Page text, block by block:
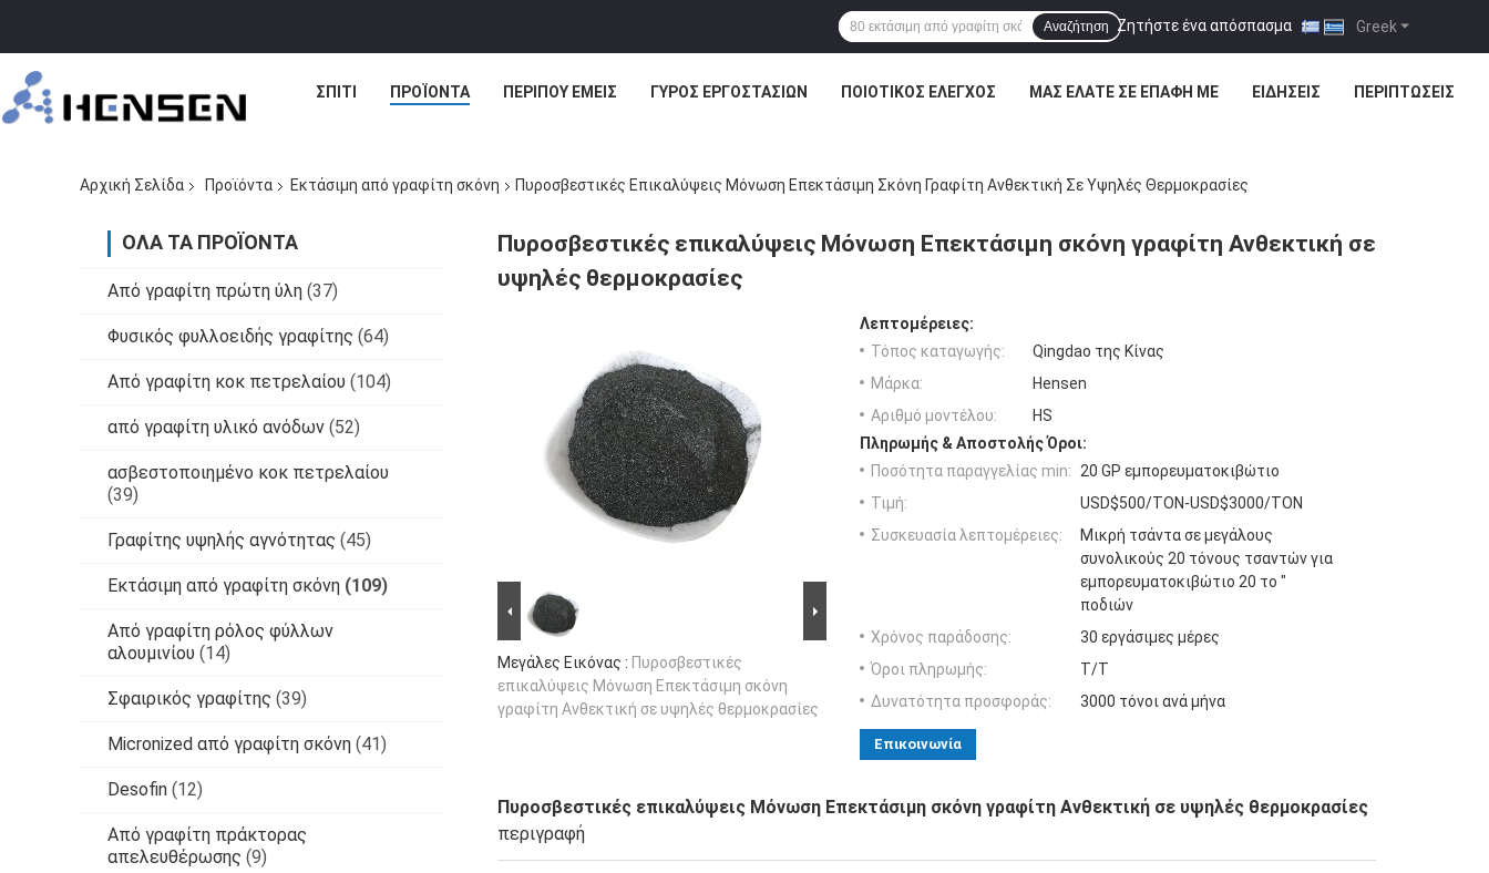
Greek
Ζητήστε ένα απόσπασμα |
Αναζήτηση
ΣΠΊΤΙ ΠΡΟΪΌΝΤΑ ΠΕΡΊΠΟΥ ΕΜΕΊΣ ΓΎΡΟΣ ΕΡΓΟΣΤΑΣΊΩΝ ΠΟΙΟΤΙΚΌΣ ΈΛΕΓΧΟΣ ΜΑΣ ΕΛΆΤΕ ΣΕ ΕΠΑΦΉ ΜΕ ΕΙΔΉΣΕΙΣ ΠΕΡΙΠΤΏΣΕΙΣ
Αρχική Σελίδα Προϊόντα Εκτάσιμη από γραφίτη σκόνη Πυροσβεστικές Επικαλύψεις Μόνωση Επεκτάσιμη Σκόνη Γραφίτη Ανθεκτική Σε Υψηλές Θερμοκρασίες
ΌΛΑ ΤΑ ΠΡΟΪΌΝΤΑ
Από γραφίτη πρώτη ύλη (37)
Φυσικός φυλλοειδής γραφίτης (64)
Από γραφίτη κοκ πετρελαίου (104)
από γραφίτη υλικό ανόδων (52)
ασβεστοποιημένο κοκ πετρελαίου
(39)
Γραφίτης υψηλής αγνότητας (45)
Εκτάσιμη από γραφίτη σκόνη (109)
Από γραφίτη ρόλος φύλλων
αλουμινίου (14)
Σφαιρικός γραφίτης (39)
Micronized από γραφίτη σκόνη (41)
Desofin (12)
Από γραφίτη πράκτορας
απελευθέρωσης (9)
Πυροσβεστικές επικαλύψεις Μόνωση Επεκτάσιμη σκόνη γραφίτη Ανθεκτική σε
υψηλές θερμοκρασίες
Μεγάλες Εικόνας : Πυροσβεστικές
επικαλύψεις Μόνωση Επεκτάσιμη σκόνη
γραφίτη Ανθεκτική σε υψηλές θερμοκρασίες
Λεπτομέρειες:
Τόπος καταγωγής:
Qingdao της Κίνας
Μάρκα:
Hensen
Αριθμό μοντέλου:
HS
Πληρωμής & Αποστολής Όροι:
Ποσότητα παραγγελίας min: 20 GP εμπορευματοκιβώτιο
Τιμή:
USD$500/TON-USD$3000/TON
Συσκευασία λεπτομέρειες:
Μικρή τσάντα σε μεγάλους
συνολικούς 20 τόνους τσαντών για
εμπορευματοκιβώτιο 20 το "
ποδιών
Χρόνος παράδοσης:
30 εργάσιμες μέρες
Όροι πληρωμής:
Τ/Τ
Δυνατότητα προσφοράς:
3000 τόνοι ανά μήνα
Επικοινωνία
Πυροσβεστικές επικαλύψεις Μόνωση Επεκτάσιμη σκόνη γραφίτη Ανθεκτική σε υψηλές θερμοκρασίες
περιγραφή